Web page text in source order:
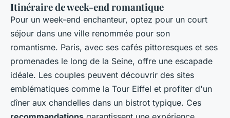
Itinéraire de week-end romantique
Pour un week-end enchanteur, optez pour un court
séjour dans une ville renommée pour son
romantisme. Paris, avec ses cafés pittoresques et ses
promenades le long de la Seine, offre une escapade
idéale. Les couples peuvent découvrir des sites
emblématiques comme la Tour Eiffel et profiter d'un
dîner aux chandelles dans un bistrot typique. Ces